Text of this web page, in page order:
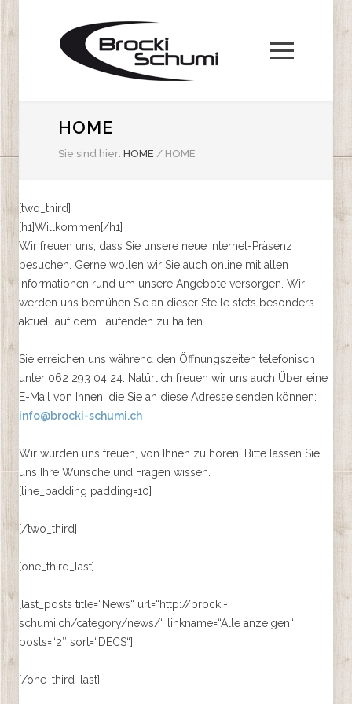
HOME
Sie sind hier: HOME / HOME
[two_third]
[h1]Willkommen[/h1]
Wir freuen uns, dass Sie unsere neue Internet-Präsenz
besuchen. Gerne wollen wir Sie auch online mit allen
Informationen rund um unsere Angebote versorgen. Wir
werden uns bemühen Sie an dieser Stelle stets besonders
aktuell auf dem Laufenden zu halten.
Sie erreichen uns während den Öffnungszeiten telefonisch
unter 062 293 04 24. Natürlich freuen wir uns auch Über eine
E-Mail von Ihnen, die Sie an diese Adresse senden können:
info@brocki-schumi.ch
Wir würden uns freuen, von Ihnen zu hören! Bitte lassen Sie
uns Ihre Wünsche und Fragen wissen.
[line_padding padding=10]
[/two_third]
[one_third_last]
[last_posts title=“News“ url=“http://brocki-
schumi.ch/category/news/“ linkname=“Alle anzeigen“
posts=“2″ sort=“DECS“]
[/one_third_last]